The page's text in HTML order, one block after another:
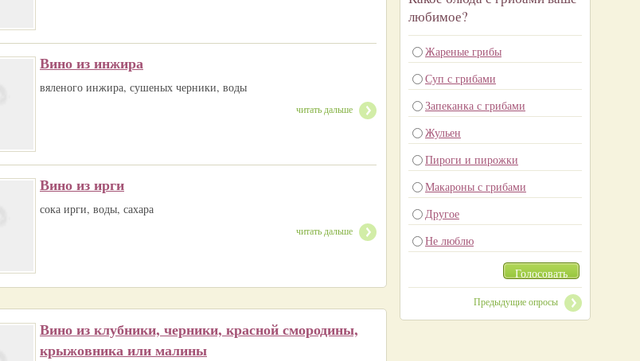
Вино из инжира
вяленого инжира, сушеных черники, воды
читать дальше
Вино из ирги
сока ирги, воды, сахара
читать дальше
Вино из клубники, черники, красной смородины,
крыжовника или малины
любимое?
Жареные грибы
Суп с грибами
Запеканка с грибами
Жульен
Пироги и пирожки
Макароны с грибами
Другое
Не люблю
Голосовать
Предыдущие опросы